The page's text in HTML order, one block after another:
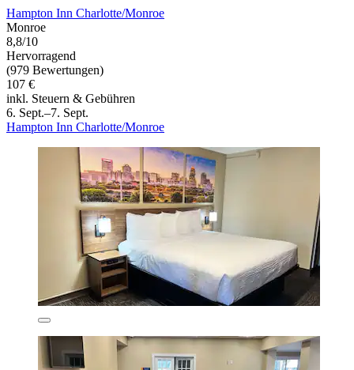
Hampton Inn Charlotte/Monroe
Monroe
8,8/10
Hervorragend
(979 Bewertungen)
107 €
inkl. Steuern & Gebühren
6. Sept.–7. Sept.
Hampton Inn Charlotte/Monroe